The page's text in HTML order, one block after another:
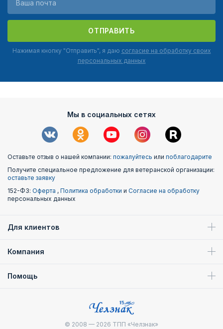
ОТПРАВИТЬ
Нажимая кнопку "Отправить", я даю согласие на обработку своих
персональных данных
Мы в социальных сетях
Оставьте отзыв о нашей компании: пожалуйтесь или поблагодарите
Получите специальное предложение для ветеранской организации:
оставьте заявку
152-ФЗ: Оферта , Политика обработки и Согласие на обработку
персональных данных
Для клиентов
Компания
Помощь
© 2008 — 2026 ТПП «Челзнак»